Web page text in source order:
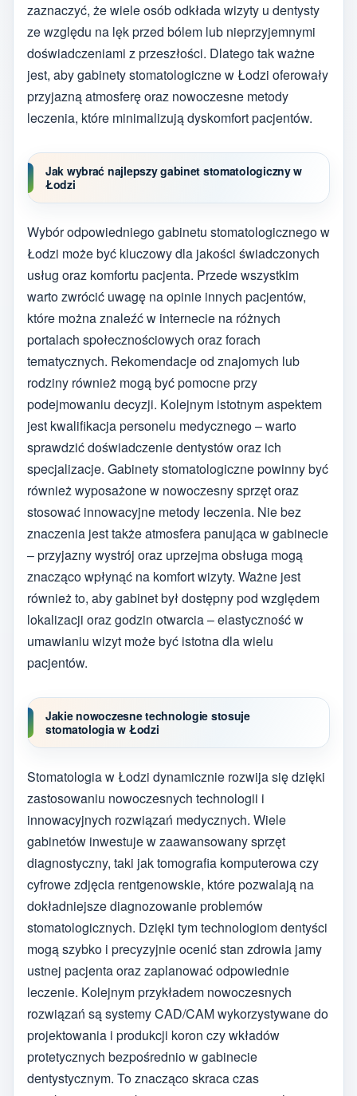
zaznaczyć, że wiele osób odkłada wizyty u dentysty
ze względu na lęk przed bólem lub nieprzyjemnymi
doświadczeniami z przeszłości. Dlatego tak ważne
jest, aby gabinety stomatologiczne w Łodzi oferowały
przyjazną atmosferę oraz nowoczesne metody
leczenia, które minimalizują dyskomfort pacjentów.
Jak wybrać najlepszy gabinet stomatologiczny w
Łodzi
Wybór odpowiedniego gabinetu stomatologicznego w
Łodzi może być kluczowy dla jakości świadczonych
usług oraz komfortu pacjenta. Przede wszystkim
warto zwrócić uwagę na opinie innych pacjentów,
które można znaleźć w internecie na różnych
portalach społecznościowych oraz forach
tematycznych. Rekomendacje od znajomych lub
rodziny również mogą być pomocne przy
podejmowaniu decyzji. Kolejnym istotnym aspektem
jest kwalifikacja personelu medycznego – warto
sprawdzić doświadczenie dentystów oraz ich
specjalizacje. Gabinety stomatologiczne powinny być
również wyposażone w nowoczesny sprzęt oraz
stosować innowacyjne metody leczenia. Nie bez
znaczenia jest także atmosfera panująca w gabinecie
– przyjazny wystrój oraz uprzejma obsługa mogą
znacząco wpłynąć na komfort wizyty. Ważne jest
również to, aby gabinet był dostępny pod względem
lokalizacji oraz godzin otwarcia – elastyczność w
umawianiu wizyt może być istotna dla wielu
pacjentów.
Jakie nowoczesne technologie stosuje
stomatologia w Łodzi
Stomatologia w Łodzi dynamicznie rozwija się dzięki
zastosowaniu nowoczesnych technologii i
innowacyjnych rozwiązań medycznych. Wiele
gabinetów inwestuje w zaawansowany sprzęt
diagnostyczny, taki jak tomografia komputerowa czy
cyfrowe zdjęcia rentgenowskie, które pozwalają na
dokładniejsze diagnozowanie problemów
stomatologicznych. Dzięki tym technologiom dentyści
mogą szybko i precyzyjnie ocenić stan zdrowia jamy
ustnej pacjenta oraz zaplanować odpowiednie
leczenie. Kolejnym przykładem nowoczesnych
rozwiązań są systemy CAD/CAM wykorzystywane do
projektowania i produkcji koron czy wkładów
protetycznych bezpośrednio w gabinecie
dentystycznym. To znacząco skraca czas